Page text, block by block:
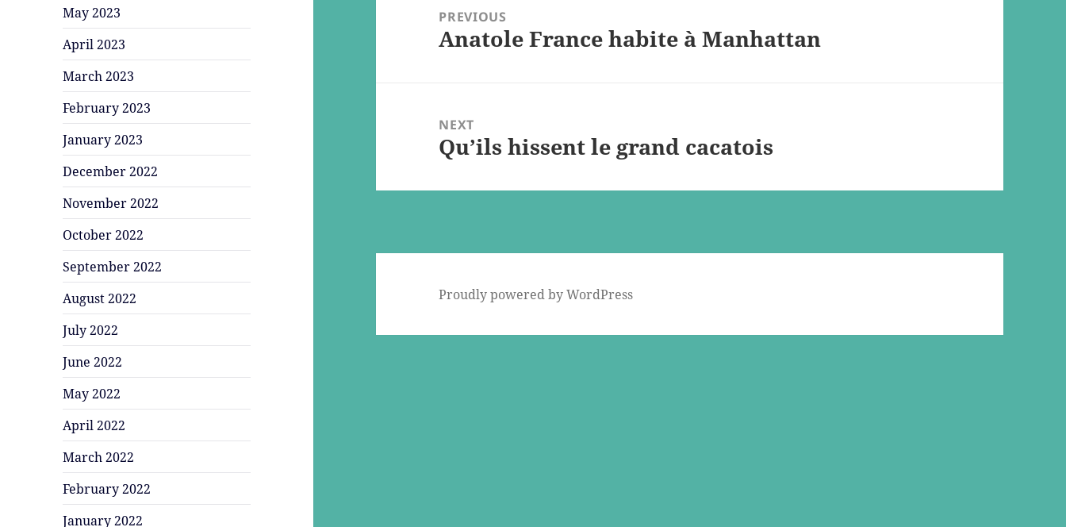
May 2023
April 2023
March 2023
February 2023
January 2023
December 2022
November 2022
October 2022
September 2022
August 2022
July 2022
June 2022
May 2022
April 2022
March 2022
February 2022
January 2022
navigationPREVIOUS
Previous
Anatole France habite à Manhattan
NEXT
Next
Qu’ils hissent le grand cacatois
Proudly powered by WordPress